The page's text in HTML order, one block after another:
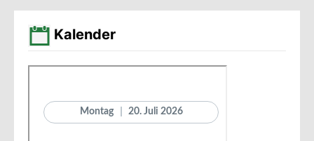
Kalender